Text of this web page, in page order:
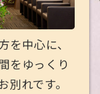
を中心に、
をゆっくり
れです。